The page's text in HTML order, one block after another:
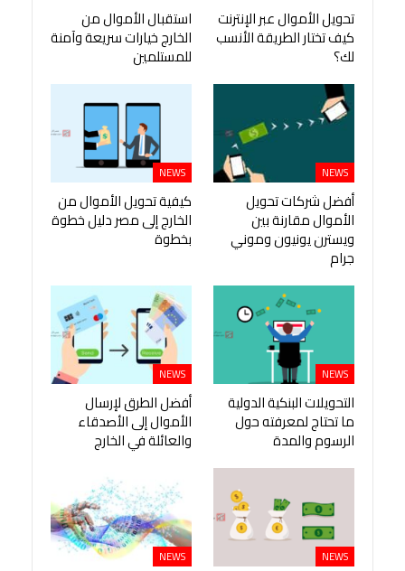
تحويل الأموال عبر الإنترنت
كيف تختار الطريقة الأنسب
لك؟
استقبال الأموال من
الخارج خيارات سريعة وآمنة
للمستلمين
NEWS
أفضل شركات تحويل
الأموال مقارنة بين
ويسترن يونيون وموني
جرام
NEWS
كيفية تحويل الأموال من
الخارج إلى مصر دليل خطوة
بخطوة
NEWS
التحويلات البنكية الدولية
ما تحتاج لمعرفته حول
الرسوم والمدة
NEWS
أفضل الطرق لإرسال
الأموال إلى الأصدقاء
والعائلة في الخارج
NEWS
NEWS